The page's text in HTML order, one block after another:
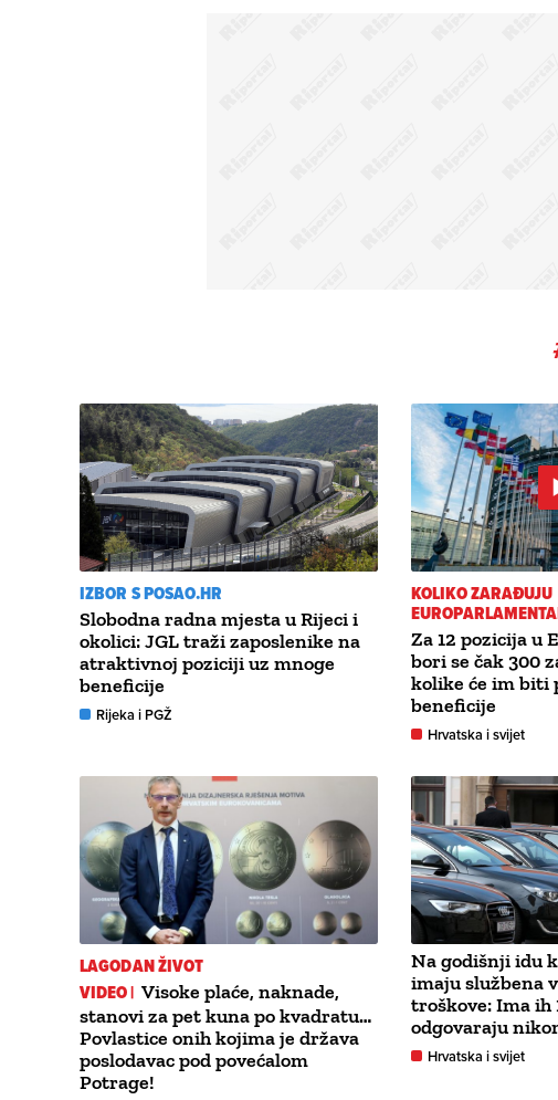
IZBOR S POSAO.HR
Slobodna radna mjesta u Rijeci i
okolici: JGL traži zaposlenike na
atraktivnoj poziciji uz mnoge
beneficije
Rijeka i PGŽ
KOLIKO ZARAĐUJU
Za 12 pozicija u
bori se čak 300
kolike će im biti
beneficije
Hrvatska i svijet
LAGODAN ŽIVOT
VIDEO | Visoke plaće, naknade,
stanovi za pet kuna po kvadratu…
Povlastice onih kojima je država
poslodavac pod povećalom
Potrage!
Na godišnji idu
imaju službena
troškove: Ima ih
odgovaraju
Hrvatska i svijet